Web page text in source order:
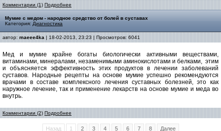
Комментарии (1) Подробнее
Мумие с медом - народное средство от болей в суставах
Категория: Диагностика
автор: maeee4ka | 18-02-2013, 23:23 | Просмотров: 6041
Мед и мумие крайне богаты биологически активными веществами,
витаминами, минералами, незаменимыми аминокислотами и белками, этим
и объясняется эффективность этих продуктов в лечении заболеваний
суставов. Народные рецепты на основе мумие успешно рекомендуются
врачами в составе комплексного лечения суставных болезней, это как
наружное лечение, так и применение лекарств на основе мумие и меда во
внутрь.
Комментарии (2) Подробнее
Назад 1 2 3 4 5 6 7 8 Далее